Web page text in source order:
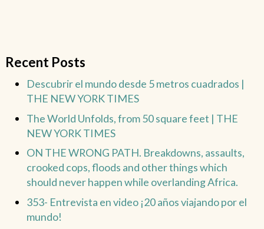
Recent Posts
Descubrir el mundo desde 5 metros cuadrados |
THE NEW YORK TIMES
The World Unfolds, from 50 square feet | THE
NEW YORK TIMES
ON THE WRONG PATH. Breakdowns, assaults,
crooked cops, floods and other things which
should never happen while overlanding Africa.
353- Entrevista en video ¡20 años viajando por el
mundo!